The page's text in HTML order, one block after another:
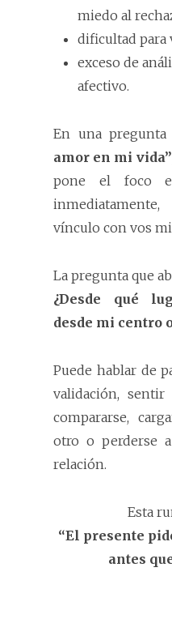
miedo al
dificultad para
exceso de
afectivo.
En una pregunta
amor en mi vida”
pone el foco
vínculo con vos
La pregunta que
¿Desde qué
desde mi centro
Puede hablar de
validación, sentir
compararse,
otro o perderse
relación.
Esta
“El presente
antes